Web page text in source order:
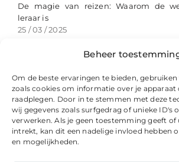
Beheer
Om de beste ervaringen te bieden,
zoals cookies om informatie over je apparaat
raadplegen. Door in te stemmen met deze
wij gegevens zoals surfgedrag of unieke ID's
verwerken. Als je geen toestemming geeft
intrekt, kan dit een nadelige invloed hebben
en mogelijkheden.
De magie van reizen: Waarom de
leraar is
25 / 03 / 2025
De Nederlandse crimineel 'Bolle
26 / 02 / 2025
De Nieuws Pagina wenst
Brabant een fijne Carnaval!
28 / 02 / 2025